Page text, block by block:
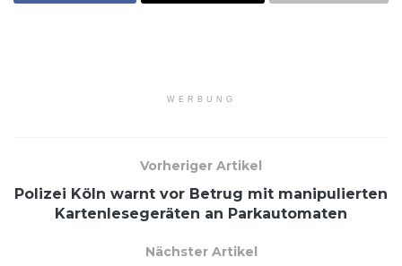
WERBUNG
Vorheriger Artikel
Polizei Köln warnt vor Betrug mit manipulierten
Kartenlesegeräten an Parkautomaten
Nächster Artikel